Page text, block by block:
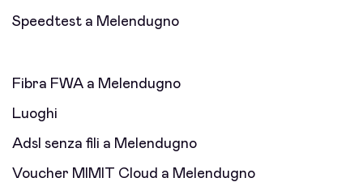
Speedtest a Melendugno
Fibra FWA a Melendugno
Luoghi
Adsl senza fili a Melendugno
Voucher MIMIT Cloud a Melendugno